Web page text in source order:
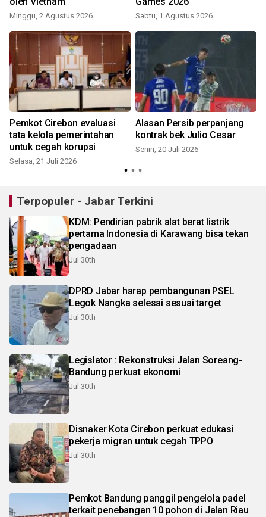
Minggu, 2 Agustus 2026 Sabtu, 1 Agustus 2026
Pemkot Cirebon evaluasi
tata kelola pemerintahan
untuk cegah korupsi
Selasa, 21 Juli 2026
Alasan Persib perpanjang
kontrak bek Julio Cesar
Senin, 20 Juli 2026
Terpopuler - Jabar Terkini
KDM: Pendirian pabrik alat berat listrik
pertama Indonesia di Karawang bisa tekan
pengadaan
Jul 30th
DPRD Jabar harap pembangunan PSEL
Legok Nangka selesai sesuai target
Jul 30th
Legislator : Rekonstruksi Jalan Soreang-
Bandung perkuat ekonomi
Jul 30th
Disnaker Kota Cirebon perkuat edukasi
pekerja migran untuk cegah TPPO
Jul 30th
Pemkot Bandung panggil pengelola padel
terkait penebangan 10 pohon di Jalan Riau